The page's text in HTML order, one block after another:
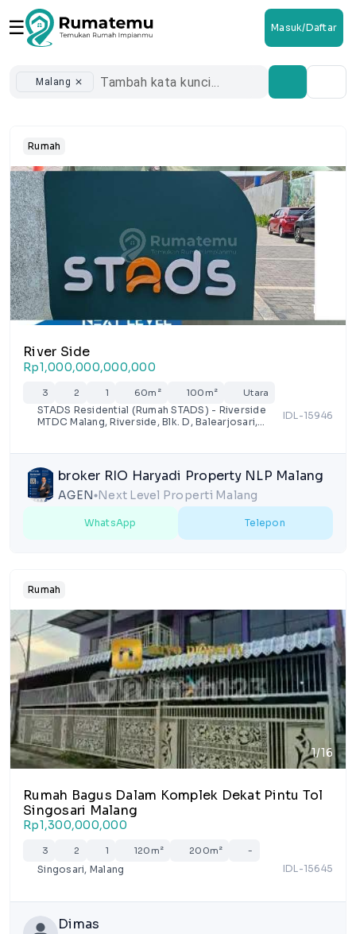
☰ Masuk/Daftar
Malang close
Rumah
1/16
River Side
Rp1,000,000,000,000
3 2 1 60m² 100m² Utara
STADS Residential (Rumah STADS) - Riverside
MTDC Malang, Riverside, Blk. D, Balearjosari,
IDL-15946
broker RIO Haryadi Property NLP Malang
AGEN lens Next Level Properti Malang
WhatsApp Telepon
Rumah
1/16
Rumah Bagus Dalam Komplek Dekat Pintu Tol
Singosari Malang
Rp1,300,000,000
3 2 1 120m² 200m² -
Singosari, Malang IDL-15645
Dimas